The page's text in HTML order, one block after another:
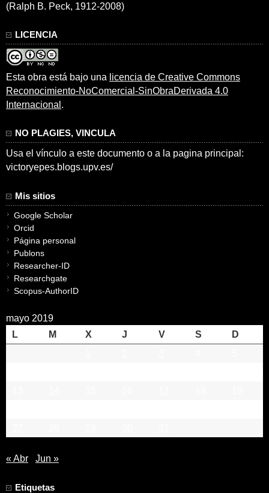
(Ralph B. Peck, 1912-2008)
LICENCIA
Esta obra está bajo una licencia de Creative Commons
Reconocimiento-NoComercial-SinObraDerivada 4.0
Internacional .
NO PLAGIES, VINCULA
Usa el vínculo a este documento o a la pagina principal:
victoryepes.blogs.upv.es/
Mis sitios
Google Scholar
Orcid
Página personal
Publons
Researcher-ID
Researchgate
Scopus-AuthorID
mayo 2019
L
M X J V S
D
« Abr Jun »
Etiquetas